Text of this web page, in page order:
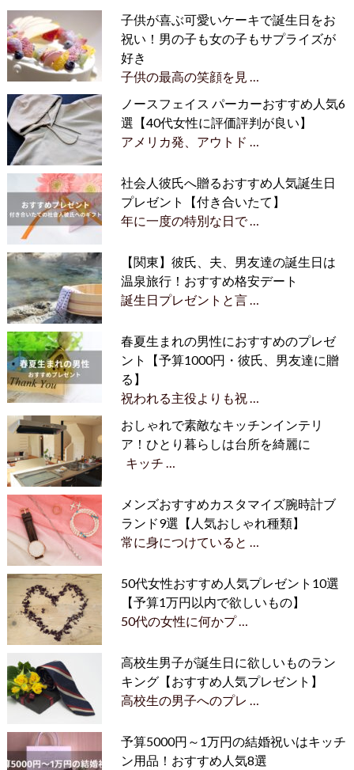
子供が喜ぶ可愛いケーキで誕生日をお
祝い！男の子も女の子もサプライズが
好き
子供の最高の笑顔を見 …
ノースフェイス パーカーおすすめ人気6
選【40代女性に評価評判が良い】
アメリカ発、アウトド …
社会人彼氏へ贈るおすすめ人気誕生日
プレゼント【付き合いたて】
年に一度の特別な日で …
【関東】彼氏、夫、男友達の誕生日は
温泉旅行！おすすめ格安デート
誕生日プレゼントと言 …
春夏生まれの男性におすすめのプレゼ
ント【予算1000円・彼氏、男友達に贈
る】
祝われる主役よりも祝 …
おしゃれで素敵なキッチンインテリ
ア！ひとり暮らしは台所を綺麗に
キッチ …
メンズおすすめカスタマイズ腕時計ブ
ランド9選【人気おしゃれ種類】
常に身につけていると …
50代女性おすすめ人気プレゼント10選
【予算1万円以内で欲しいもの】
50代の女性に何かプ …
高校生男子が誕生日に欲しいものラン
キング【おすすめ人気プレゼント】
高校生の男子へのプレ …
予算5000円～1万円の結婚祝いはキッチ
ン用品！おすすめ人気8選